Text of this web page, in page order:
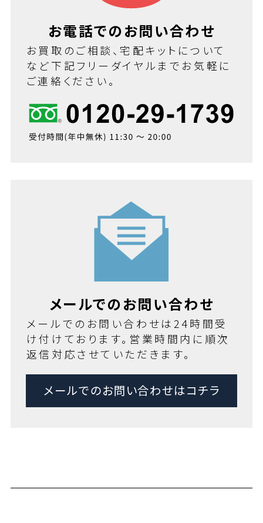
お電話でのお問い合わせ
お買取のご相談、宅配キットについて
など下記フリーダイヤルまでお気軽に
ご連絡ください。
メールでのお問い合わせ
メールでのお問い合わせは24時間受
け付けております。営業時間内に順次
返信対応させていただきます。
メールでのお問い合わせはコチラ